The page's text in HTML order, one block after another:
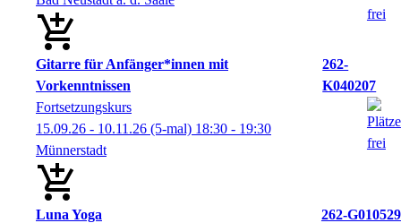
Gitarre für Anfänger*innen mit
Vorkenntnissen
262-
K040207
Fortsetzungskurs
15.09.26 - 10.11.26 (5-mal) 18:30 - 19:30
Münnerstadt
Luna Yoga
262-G010529